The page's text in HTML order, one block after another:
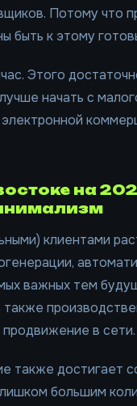
Потому что
быть к этому
Этого
начать с
на
клиентами
важных тем
в сети.
также достигает
большим